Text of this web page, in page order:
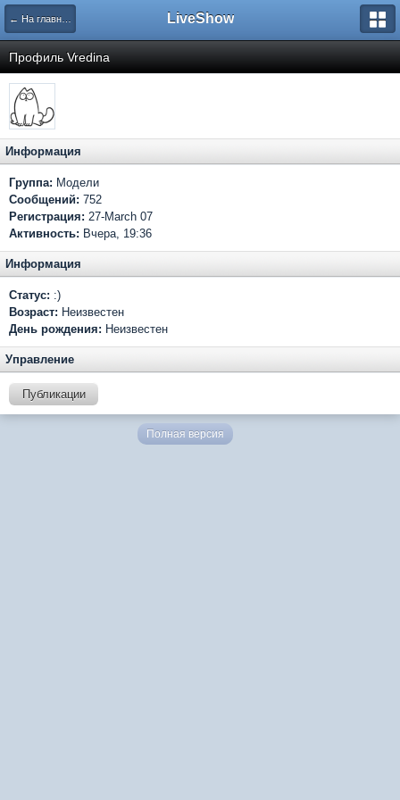
← На главную LiveShow
Профиль Vredina
Информация
Группа: Модели
Сообщений: 752
Регистрация: 27-March 07
Активность: Вчера, 19:36
Информация
Статус: :)
Возраст: Неизвестен
День рождения: Неизвестен
Управление
Публикации
Полная версия